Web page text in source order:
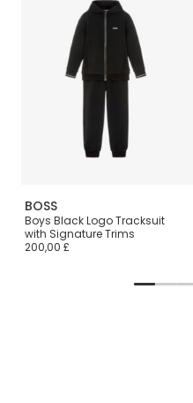
BOSS
Boys Black Logo Tracksuit
with Signature Trims
200,00 £